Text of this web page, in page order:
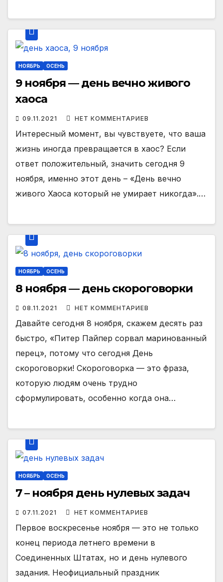
НОЯБРЬ ОСЕНЬ
9 ноября — день вечно живого
хаоса
09.11.2021 НЕТ КОММЕНТАРИЕВ
Интересный момент, вы чувствуете, что ваша
жизнь иногда превращается в хаос? Если
ответ положительный, значить сегодня 9
ноября, именно этот день – «День вечно
живого Хаоса который не умирает никогда».…
НОЯБРЬ ОСЕНЬ
8 ноября — день скороговорки
08.11.2021 НЕТ КОММЕНТАРИЕВ
Давайте сегодня 8 ноября, скажем десять раз
быстро, «Питер Пайпер сорвал маринованный
перец», потому что сегодня День
скороговорки! Скороговорка — это фраза,
которую людям очень трудно
сформулировать, особенно когда она…
НОЯБРЬ ОСЕНЬ
7 – ноября день нулевых задач
07.11.2021 НЕТ КОММЕНТАРИЕВ
Первое воскресенье ноября — это не только
конец периода летнего времени в
Соединенных Штатах, но и день нулевого
задания. Неофициальный праздник